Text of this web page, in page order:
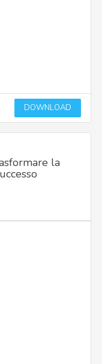
DOWNLOAD
la